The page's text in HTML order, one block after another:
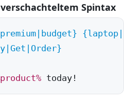
Spintax
today!